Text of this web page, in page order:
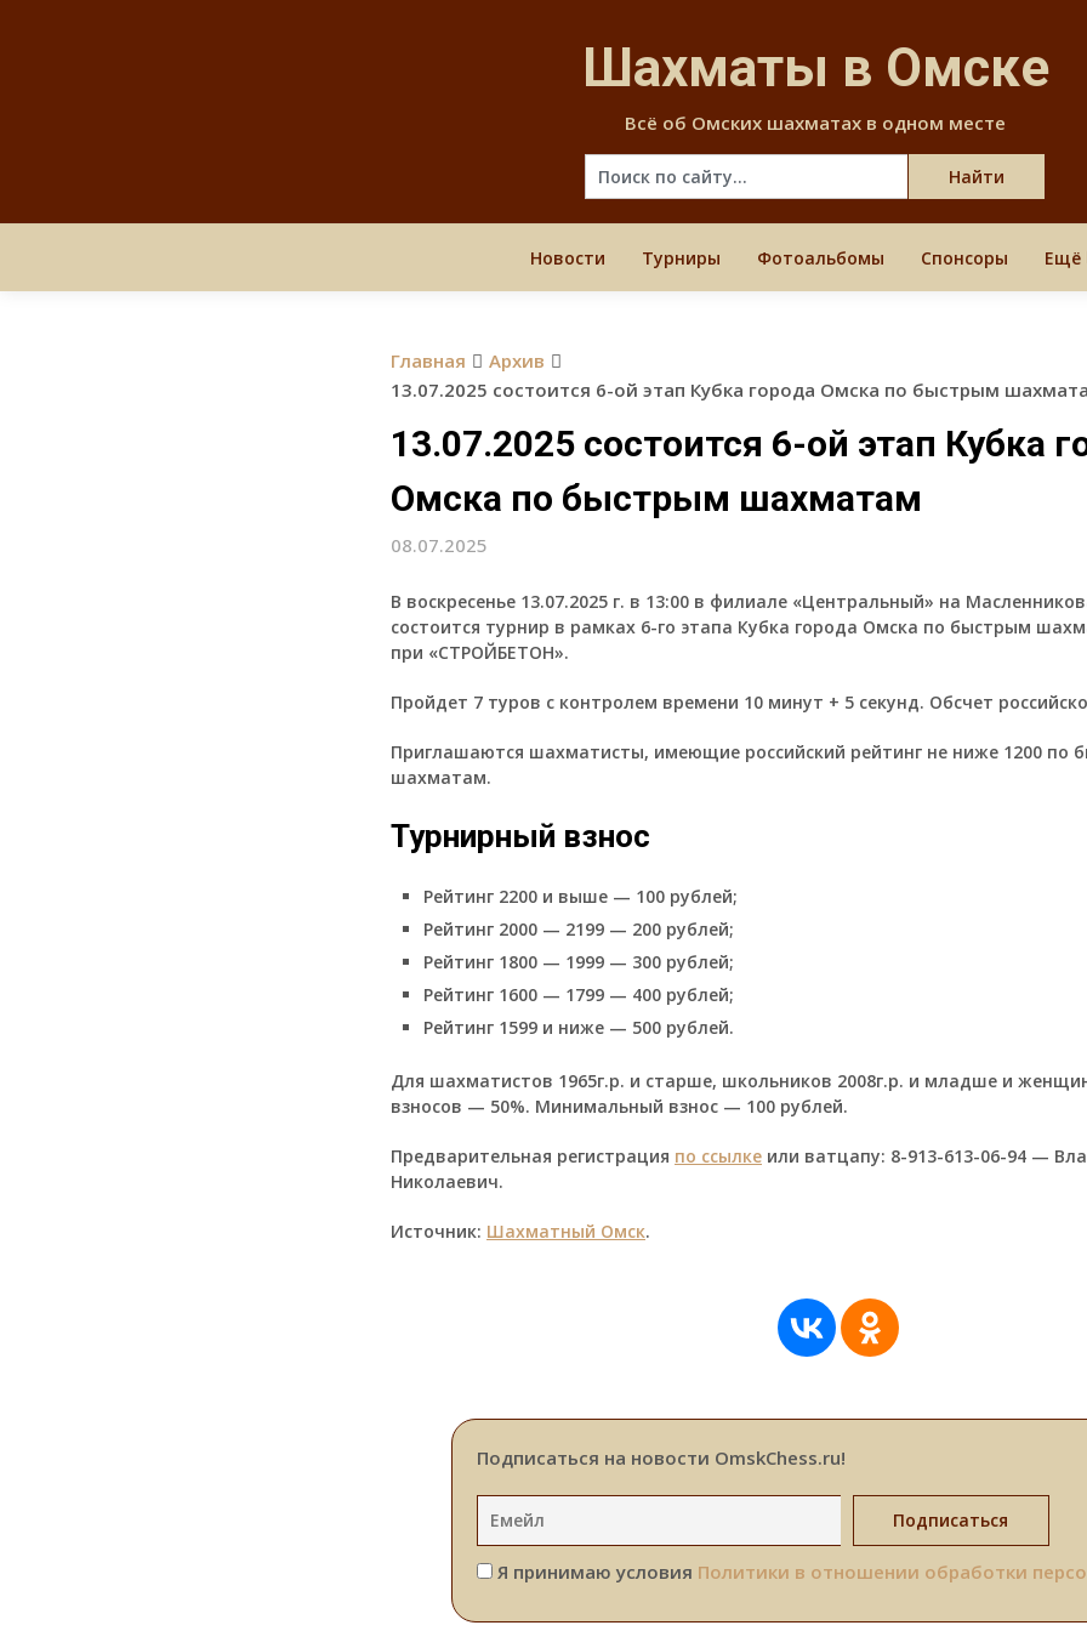
content
Шахматы в Омске
Всё об Омских шахматах в одном месте
Новости Турниры Фотоальбомы Спонсоры Ещё
Главная
Архив
13.07.2025 состоится 6-ой этап Кубка города Омска по быстрым
13.07.2025 состоится 6-ой этап Кубка
Омска по быстрым шахматам
08.07.2025
В воскресенье 13.07.2025 г. в 13:00 в филиале «Центральный» на
состоится турнир в рамках 6-го этапа Кубка города Омска по быстрым
при «СТРОЙБЕТОН».
Пройдет 7 туров с контролем времени 10 минут + 5 секунд. Обсчет
Приглашаются шахматисты, имеющие российский рейтинг не ниже 1200 по
шахматам.
Турнирный взнос
Рейтинг 2200 и выше — 100 рублей;
Рейтинг 2000 — 2199 — 200 рублей;
Рейтинг 1800 — 1999 — 300 рублей;
Рейтинг 1600 — 1799 — 400 рублей;
Рейтинг 1599 и ниже — 500 рублей.
Для шахматистов 1965г.р. и старше, школьников 2008г.р. и младше и
взносов — 50%. Минимальный взнос — 100 рублей.
Предварительная регистрация по ссылке или ватцапу: 8-913-613-06-94 —
Николаевич.
Источник: Шахматный Омск.
Подписаться на новости OmskChess.ru!
Я принимаю условия Политики в отношении обработки